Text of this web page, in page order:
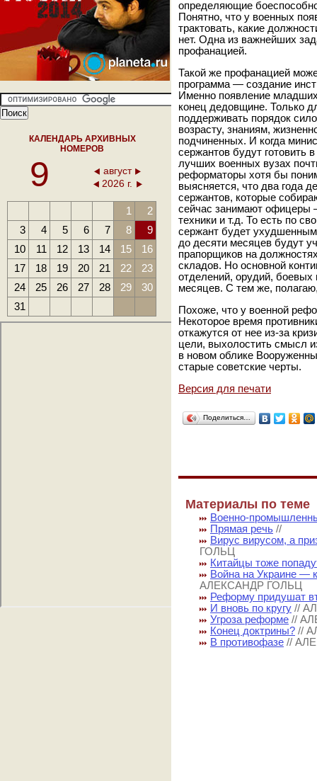
КАЛЕНДАРЬ АРХИВНЫХ
НОМЕРОВ
9
август
2026 г.
1
2
3
4 5 6 7 8
9
10
11 12 13 14 15
16
17
18 19 20 21 22
23
24
25 26 27 28 29
30
31
определяющие
Понятно, что у военных
трактовать, какие
нет. Одна из важнейших
профанацией.
Такой же профанацией
программа — создание
Именно появление
конец дедовщине. Только
поддерживать порядок
возрасту, знаниям,
подчиненных. И когда
сержантов будут готовить
лучших военных вузах
реформаторы хотя бы
выясняется, что два года
сержантов, которые
сейчас занимают офицеры
техники и т.д. То есть по
сержант будет
до десяти месяцев будут
прапорщиков на
складов. Но основной
отделений, орудий,
месяцев. С тем же,
Похоже, что у военной
Некоторое время
откажутся от нее из-за
цели, выхолостить смысл
в новом облике
старые советские черты.
Версия для печати
Поделиться…
Материалы по теме
Военно-
Прямая речь //
Вирус вирусом, а
ГОЛЬЦ
Китайцы тоже
Война на Украине —
АЛЕКСАНДР ГОЛЬЦ
Реформу придушат
И вновь по кругу //
Угроза реформе //
Конец доктрины? //
В противофазе //